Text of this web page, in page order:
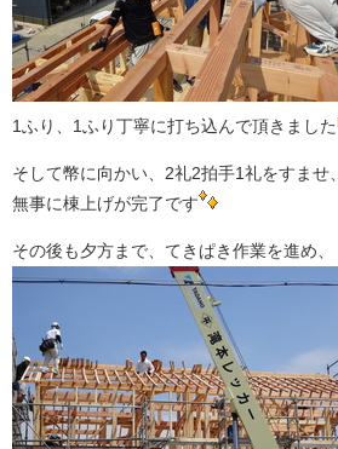
1ふり、1ふり丁寧に打ち込んで頂きました
そして幣に向かい、2礼2拍手1礼をすませ、
無事に棟上げが完了です
その後も夕方まで、てきぱき作業を進め、